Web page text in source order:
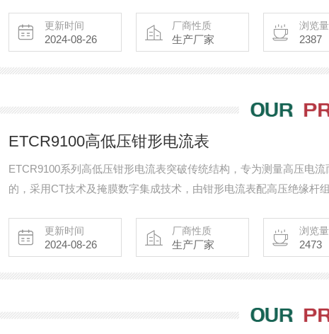
更新时间
2024-08-26
厂商性质
生产厂家
浏览量
2387
ETCR9100高低压钳形电流表
ETCR9100系列高低压钳形电流表突破传统结构，专为测量高压电流
的，采用CT技术及掩膜数字集成技术，由钳形电流表配高压绝缘杆
若不使用绝缘杆，还可以当作高精度低压钳形电流，漏电流表使用，
电流或漏电流。 ETCR9100系列钳头与引导区创新的一体化设计，确
更新时间
2024-08-26
厂商性质
生产厂家
浏览量
2473